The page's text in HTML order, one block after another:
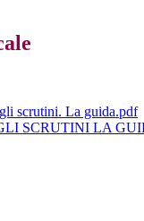
scrutini. La guida.pdf
SCRUTINI LA